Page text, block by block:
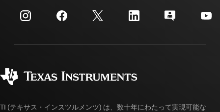
投資家向け情報
カスタマー・サポート・センター
myTI アカウントの FAQ
ご注文に関する FAQ
TI (テキサス・インスツルメンツ) は、数十年にわたって実現可能な